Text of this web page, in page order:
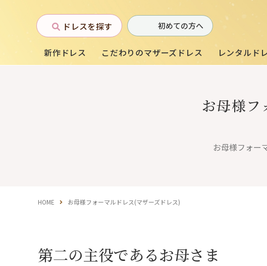
ドレスを探す 初めての方へ
新作ドレス こだわりのマザーズドレス レンタルド
ミセスの
フォー
お母様フ
お母様フォー
HOME お母様フォーマルドレス(マザーズドレス)
第二の主役であるお母さま